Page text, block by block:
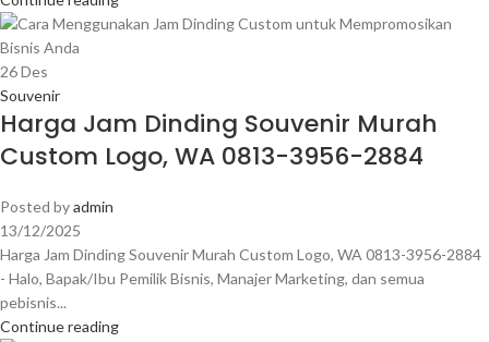
26Des
Souvenir
Harga Jam Dinding Souvenir Murah
Custom Logo, WA 0813-3956-2884
Posted byadmin
13/12/2025
Harga Jam Dinding Souvenir Murah Custom Logo, WA 0813-3956-2884
- Halo, Bapak/Ibu Pemilik Bisnis, Manajer Marketing, dan semua
pebisnis...
Continue reading